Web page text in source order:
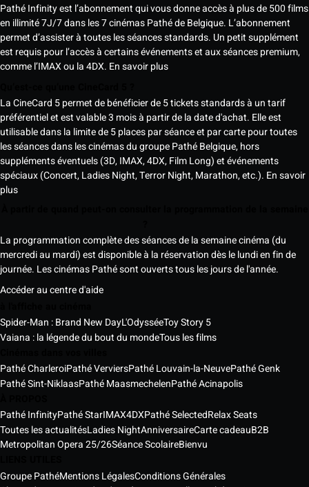
Pathé Infinity est l’abonnement qui vous donne accès à plus de 500 films
en illimité 7J/7 dans les 7 cinémas Pathé de Belgique. L’abonnement
permet d’assister à toutes les séances standards. Un petit supplément
est requis pour l’accès à certains événements et aux séances premium,
comme l’IMAX ou la 4DX. En savoir plus
La CineCard 5 permet de bénéficier de 5 tickets standards à un tarif
préférentiel et est valable 3 mois à partir de la date d'achat. Elle est
utilisable dans la limite de 5 places par séance et par carte pour toutes
les séances dans les cinémas du groupe Pathé Belgique, hors
suppléments éventuels (3D, IMAX, 4DX, Film Long) et événements
spéciaux (Concert, Ladies Night, Terror Night, Marathon, etc.). En savoir
plus
La programmation complète des séances de la semaine cinéma (du
mercredi au mardi) est disponible à la réservation dès le lundi en fin de
journée. Les cinémas Pathé sont ouverts tous les jours de l'année.
Accéder au centre d'aide
Spider-Man : Brand New DayL'OdysséeToy Story 5
Vaiana : la légende du bout du mondeTous les films
Pathé CharleroiPathé VerviersPathé Louvain-la-NeuvePathé Genk
Pathé Sint-NiklaasPathé MaasmechelenPathé Acinapolis
Pathé InfinityPathé StarIMAX4DXPathé SelectedRelax Seats
Toutes les actualitésLadies NightAnniversaireCarte cadeauB2B
Metropolitan Opera 25/26Séance ScolaireBienvu
Groupe PathéMentions LégalesConditions Générales